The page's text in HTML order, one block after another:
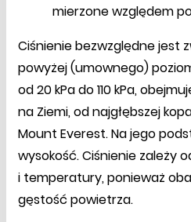
mierzone względem
Ciśnienie bezwzględne jest
powyżej (umownego)
od 20 kPa do 110 kPa,
na Ziemi, od najgłębszej
Mount Everest. Na jego
wysokość. Ciśnienie zależy
i temperatury, ponieważ
gęstość powietrza.